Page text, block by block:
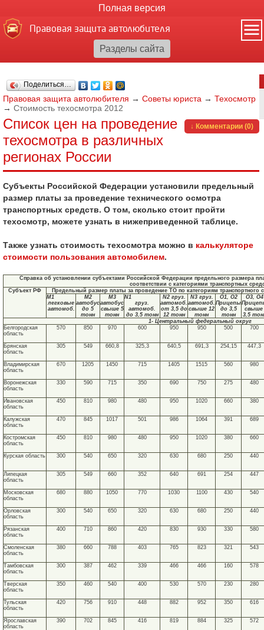
Полная версия
Правовая защита автолюбителя
Поделиться…
Правовая защита автолюбителя → Советы юриста → Техосмотр
→ Стоимость техосмотра 2012
↓ Комментарии (0)
Список цен на проведение
техосмотра в различных
регионах России
Субъекты Российской Федерации установили предельный
размер платы за проведение технического осмотра
транспортных средств. О том, сколько стоит пройти
техосмотр, можете узнать в нижеприведенной таблице.
Также узнать стоимость техосмотра можно в калькуляторе
стоимости пользования автомобилем.
Справка об установлении субъектами Российской Федерации предельного размера
соответствии с категориями транспортных
Субъект РФ
Предельный размер платы за проведение ТО по категориям транспортного
М1
легковые
автомоб.
М2
автобус
до 5
тонн
М3
автобус
свыше 5
тонн
N1
груз.
автомоб.
до 3,5 тонн
N2 груз.
автомоб.
от 3,5 до
12 тонн
N3 груз.
автомоб.
свыше 12
тонн
О1, О2
Прицепы
до 3,5
тонн
О3, О4
свыше
3,5
1- Центральный федеральный округ
Белгородская
область
570 850 970 600 950 950 500 700
Брянская
область
305 549 660,8 325,3 640,5 691,3 254,15 447,3
Владимирская
область
670 1205 1450 715 1405 1515 560 980
Воронежская
область
330 590 715 350 690 750 275 480
Ивановская
область
450 810 980 480 950 1020 660 380
Калужская
область
470 845 1017 501 986 1064 391 689
Костромская
область
450 810 980 480 950 1020 380 660
Курская область 300 540 650 320 630 680 250 440
Липецкая
область
305 549 660 352 640 691 254 447
Московская
область
680 880 1050 770 1030 1100 430 540
Орловская
область
300 540 650 320 630 680 250 440
Рязанская
область
400 710 860 420 830 930 330 580
Смоленская
область
380 660 788 403 765 823 321 543
Тамбовская
область
300 387 462 339 466 466 160 578
Тверская
область
350 460 540 400 530 570 230 280
Тульская
область
420 756 910 448 882 952 350 616
Ярославская
область
390 702 845 416 819 884 325 572